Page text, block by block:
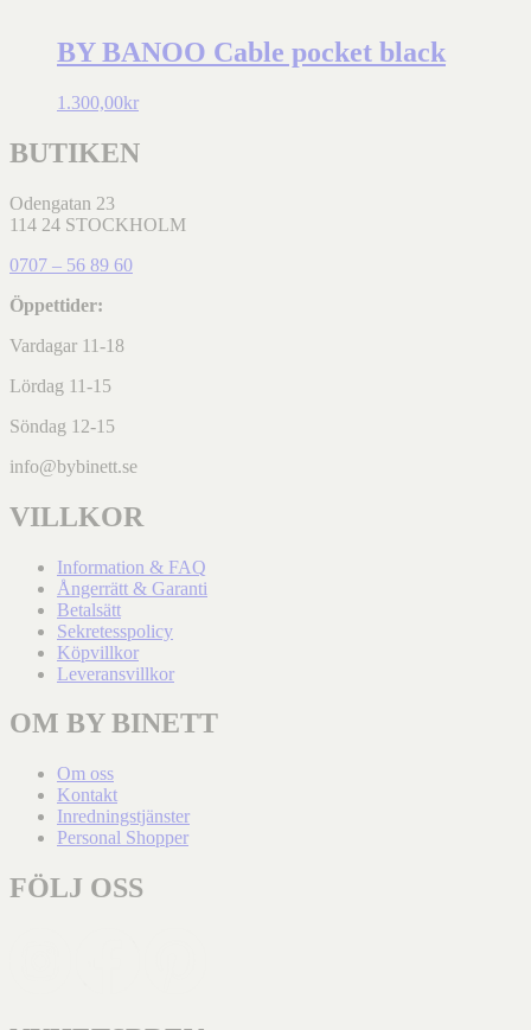
BY BANOO Cable pocket black
1.300,00kr
BUTIKEN
Odengatan 23
114 24 STOCKHOLM
0707 – 56 89 60
Öppettider:
Vardagar 11-18
Lördag 11-15
Söndag 12-15
info@bybinett.se
VILLKOR
Information & FAQ
Ångerrätt & Garanti
Betalsätt
Sekretesspolicy
Köpvillkor
Leveransvillkor
OM BY BINETT
Om oss
Kontakt
Inredningstjänster
Personal Shopper
FÖLJ OSS